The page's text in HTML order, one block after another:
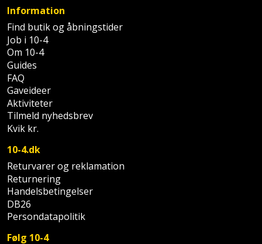
Hardieplank
brædder
Hemsestige
Isolering
Komposit
terrassebrædder
Lecablokke
og
fundablokke
Lofter
Lofttrapper
Glasskærer
Hæftepistol
og
-
hammer
Hammer
Høvl
Kiler
Kloakrenser
og
skruemaskine
Borehammer
Boremaskinetilbehør
Detektor
Diamantskæremaskine
Diamantslibertilbehør
Dykkerpistol
tilbehør
Pælebor
Plæneklipper
Plæneklipper
tilbehør
Robotplæneklipper
Robotplæneklipper
tilbehør
Vandpumpe
Vertikalskærer
Damprengøring
Dørmåtte
Dørrist
Drivhus
Drivhustilbehør
Elartikler
Flagstænger
til
hus
og
have
Information
Find butik og åbningstider
Job i 10-4
Om 10-4
Guides
FAQ
Gaveideer
Aktiviteter
Tilmeld nyhedsbrev
Kvik kr.
10-4.dk
Returvarer og reklamation
Returnering
Handelsbetingelser
DB26
Persondatapolitik
Følg 10-4